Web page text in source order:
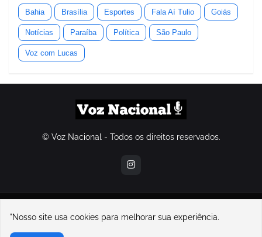
Bahia Brasília Esportes Fala Aí Tulio Goiás
Notícias Paraíba Política São Paulo
Voz com Lucas
© Voz Nacional - Todos os direitos reservados.
contatovoznacional@gmail.com
"Nosso site usa cookies para melhorar sua experiência.